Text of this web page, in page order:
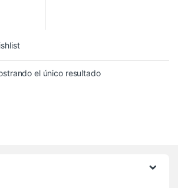
el único resultado